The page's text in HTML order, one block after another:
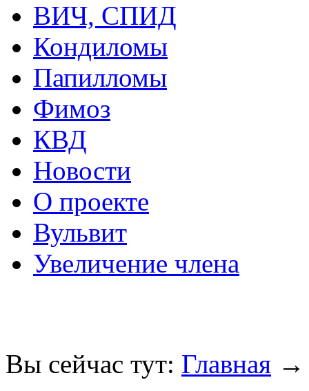
ВИЧ, СПИД
Кондиломы
Папилломы
Фимоз
КВД
Новости
О проекте
Вульвит
Увеличение члена
Вы сейчас тут: Главная